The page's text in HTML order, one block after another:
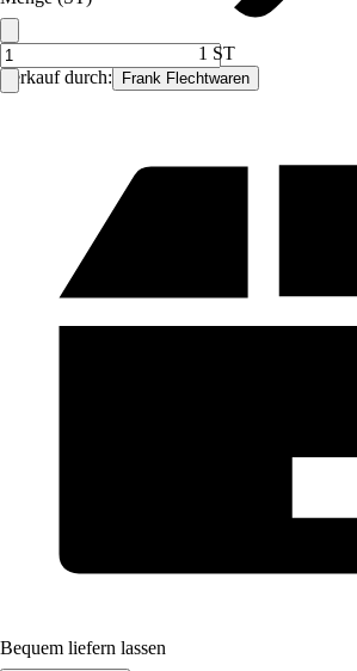
Verkauf durch: Frank Flechtwaren
1 ST
Bequem liefern lassen